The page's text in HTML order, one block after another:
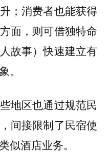
；消费者也能获得
面，则可借独特命
故事）快速建立有
。
地区也通过规范民
间接限制了民宿使
似酒店业务。